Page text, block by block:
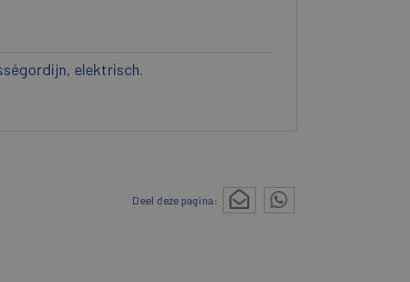
elektrisch.
Deel deze pagina: